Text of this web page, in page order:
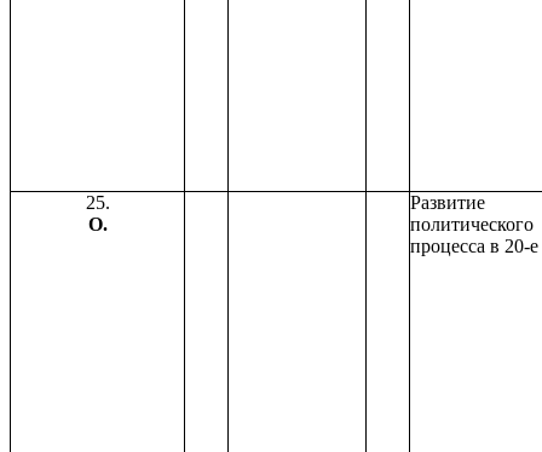
25.
О.
Развитие
политического
процесса в 20-е